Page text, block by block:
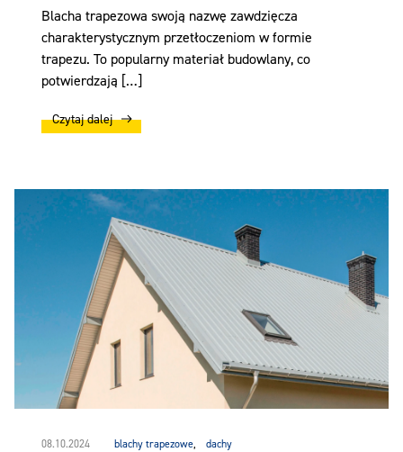
Blacha trapezowa swoją nazwę zawdzięcza
charakterystycznym przetłoczeniom w formie
trapezu. To popularny materiał budowlany, co
potwierdzają […]
Czytaj dalej
08.10.2024 blachy trapezowe, dachy